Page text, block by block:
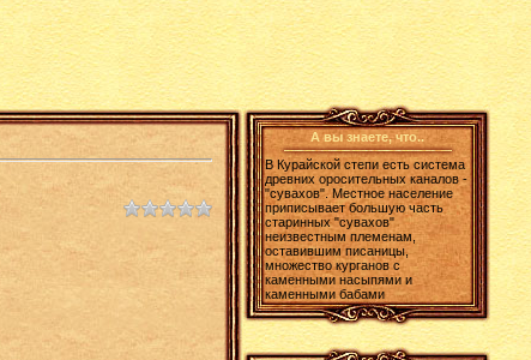
А вы знаете, что..
В Курайской степи есть система
древних оросительных каналов -
"сувахов". Местное население
приписывает большую часть
старинных "сувахов"
неизвестным племенам,
оставившим писаницы,
множество курганов с
каменными насыпями и
каменными бабами